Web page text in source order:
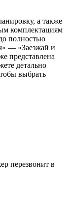
а также
комплектациям
полностью
— «Заезжай и
представлена
детально
выбрать
перезвонит в